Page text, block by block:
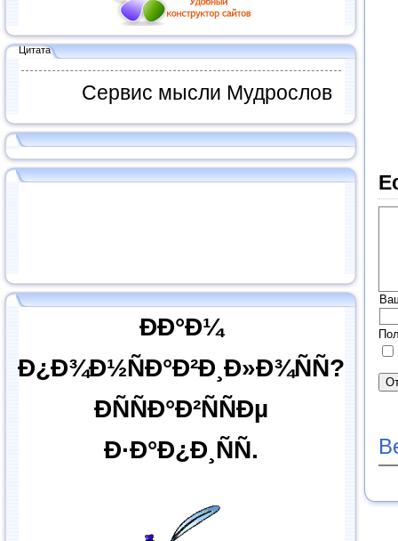
Цитата
Сервис мысли Мудрослов
ÐÐ°Ð¼
Ð¿Ð¾Ð½ÑÐ°Ð²Ð¸Ð»Ð¾ÑÑ?
ÐÑÑÐ°Ð²ÑÑÐµ
Ð·Ð°Ð¿Ð¸ÑÑ.